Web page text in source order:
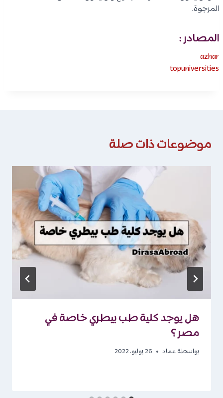
المرجوة.
المصادر :
azhar
topuniversities
موضوعات ذات صلة
هل يوجد كلية طب بيطري خاصة في
مصر ؟
بواسطة عماد 26 يوليو، 2022